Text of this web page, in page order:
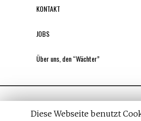
KONTAKT
JOBS
Über uns, den “Wächter”
Diese Webseite benutzt